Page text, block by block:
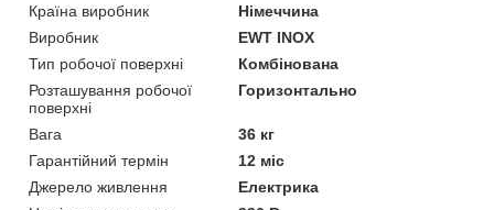
Країна виробник
Німеччина
Виробник
EWT INOX
Тип робочої поверхні
Комбінована
Розташування робочої
поверхні
Горизонтально
Вага
36 кг
Гарантійний термін
12 міс
Джерело живлення
Електрика